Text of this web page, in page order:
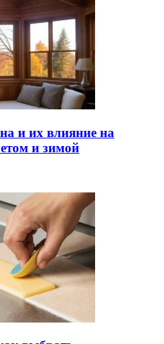
и их влияние на
и зимой